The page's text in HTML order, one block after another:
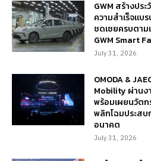
GWM สร้างปร
ความสำเร็จแ
ชดเชยครบตาม
GWM Smart
July 31, 2026
OMODA &
Mobility ผ่านงา
พร้อมเผยนวัตก
พลิกโฉมประสบ
อนาคต
July 31, 2026